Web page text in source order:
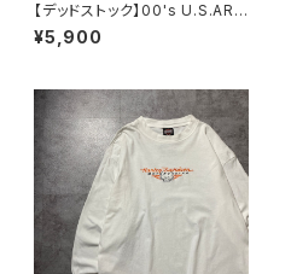
【デッドストック】00's U.S.ARM
Y アメリカ陸軍 ミリタリー ナ
イロンショーツ トレーニングパ
¥5,900